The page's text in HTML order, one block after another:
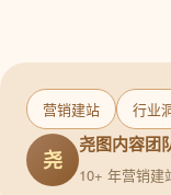
营销建站 行业
尧
尧图内容团
10+ 年营销建